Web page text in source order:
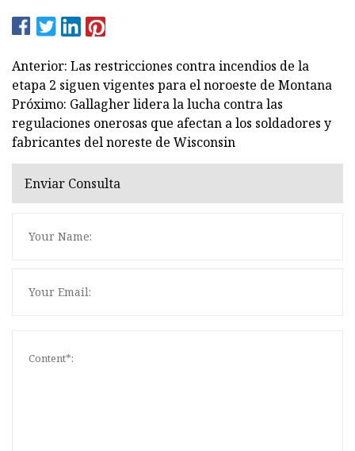
Anterior: Las restricciones contra incendios de la
etapa 2 siguen vigentes para el noroeste de Montana
Próximo: Gallagher lidera la lucha contra las
regulaciones onerosas que afectan a los soldadores y
fabricantes del noreste de Wisconsin
Enviar Consulta